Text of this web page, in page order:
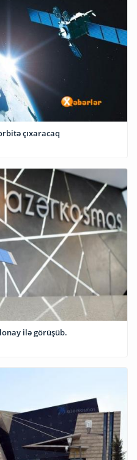
çıxaracaq
ilə görüşüb.